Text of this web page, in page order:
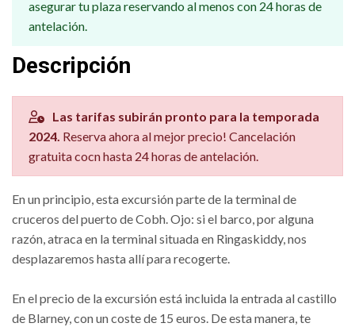
asegurar tu plaza reservando al menos con 24 horas de
antelación.
Descripción
Las tarifas subirán pronto para la temporada
2024. Reserva ahora al mejor precio! Cancelación
gratuita cocn hasta 24 horas de antelación.
En un principio, esta excursión parte de la terminal de
cruceros del puerto de Cobh. Ojo: si el barco, por alguna
razón, atraca en la terminal situada en Ringaskiddy, nos
desplazaremos hasta allí para recogerte.
En el precio de la excursión está incluida la entrada al castillo
de Blarney, con un coste de 15 euros. De esta manera, te